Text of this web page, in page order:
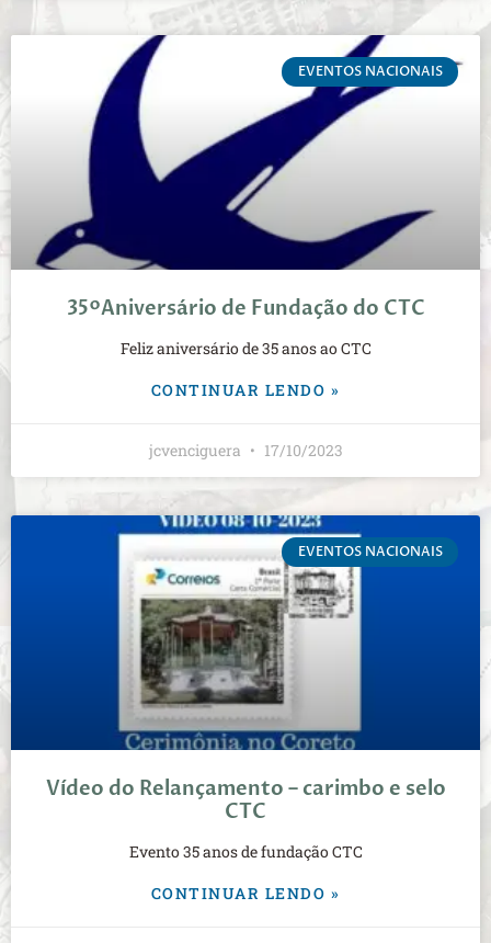
EVENTOS NACIONAIS
35ºAniversário de Fundação do CTC
Feliz aniversário de 35 anos ao CTC
CONTINUAR LENDO »
jcvenciguera 17/10/2023
EVENTOS NACIONAIS
Vídeo do Relançamento – carimbo e selo
CTC
Evento 35 anos de fundação CTC
CONTINUAR LENDO »